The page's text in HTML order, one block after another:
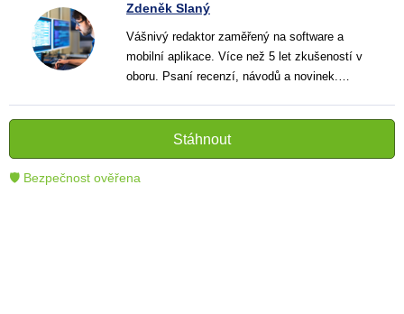
Zdeněk Slaný
Vášnivý redaktor zaměřený na software a
mobilní aplikace. Více než 5 let zkušeností v
oboru. Psaní recenzí, návodů a novinek.
pomáhají čtenářům lépe porozumět a využít
moderní technologie.
Stáhnout
🛡 Bezpečnost ověřena